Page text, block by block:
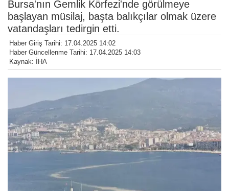
Bursa'nın Gemlik Körfezi'nde görülmeye
başlayan müsilaj, başta balıkçılar olmak üzere
vatandaşları tedirgin etti.
Haber Giriş Tarihi: 17.04.2025 14:02
Haber Güncellenme Tarihi: 17.04.2025 14:03
Kaynak: İHA